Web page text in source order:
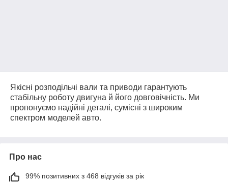
Якісні розподільчі вали та приводи гарантують
стабільну роботу двигуна й його довговічність. Ми
пропонуємо надійні деталі, сумісні з широким
спектром моделей авто.
Про нас
99% позитивних з 468 відгуків за рік